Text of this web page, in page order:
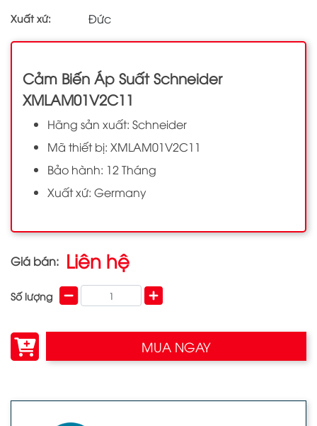
Xuất xứ: Đức
Cảm Biến Áp Suất Schneider
XMLAM01V2C11
Hãng sản xuất: Schneider
Mã thiết bị: XMLAM01V2C11
Bảo hành: 12 Tháng
Xuất xứ: Germany
Giá bán: Liên hệ
Số lượng
MUA NGAY